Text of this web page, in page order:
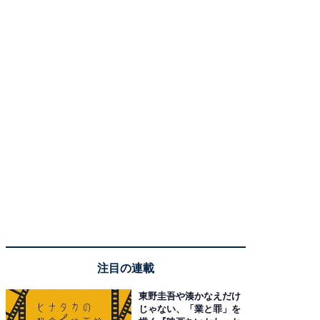
注目の連載
東野圭吾や湊かなえだけ
じゃない、「業と罪」を